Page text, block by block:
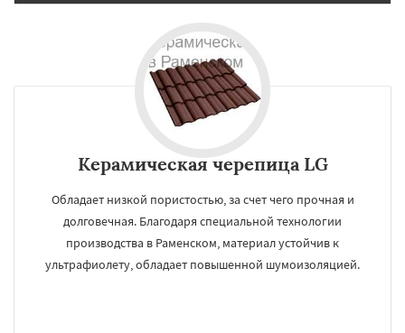
Керамическая черепица LG
Обладает низкой пористостью, за счет чего прочная и
долговечная. Благодаря специальной технологии
производства в Раменском, материал устойчив к
ультрафиолету, обладает повышенной шумоизоляцией.